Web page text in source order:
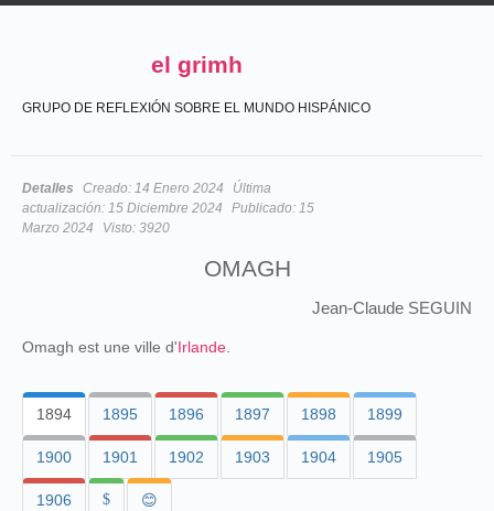
el grimh
GRUPO DE REFLEXIÓN SOBRE EL MUNDO HISPÁNICO
Detalles Creado: 14 Enero 2024
Última
actualización: 15 Diciembre 2024 Publicado: 15
Marzo 2024
Visto: 3920
OMAGH
Jean-Claude SEGUIN
Omagh est une ville d'Irlande
1894 1895 1896 1897 1898 1899
1900 1901 1902 1903 1904 1905
1906 $ 😊